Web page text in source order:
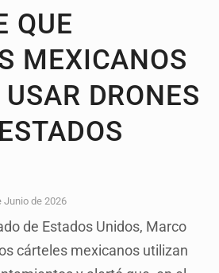
QUE
MEXICANOS
DRONES
Junio de 2026
de Estados Unidos, Marco
cárteles mexicanos utilizan